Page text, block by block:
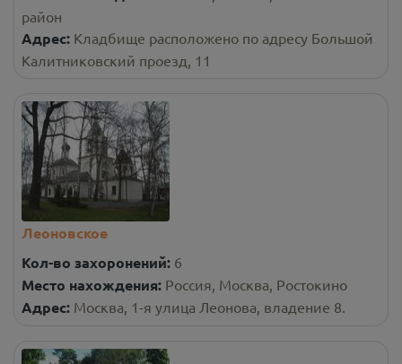
район
Адрес: Кладбище расположено по адресу Большой
Калитниковский проезд, 11
Леоновское
Кол-во захоронений: 6
Место нахождения: Россия, Москва, Ростокино
Адрес: Москва, 1-я улица Леонова, владение 8.